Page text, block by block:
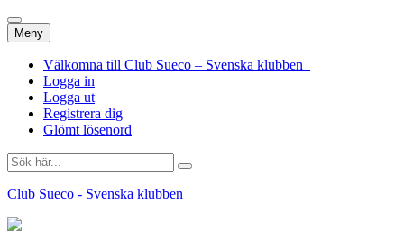
Meny Hoppa
till
innehåll
Välkomna till Club Sueco – Svenska klubben
Logga in
Logga ut
Registrera dig
Glömt lösenord
Sök
efter:
Club Sueco - Svenska klubben